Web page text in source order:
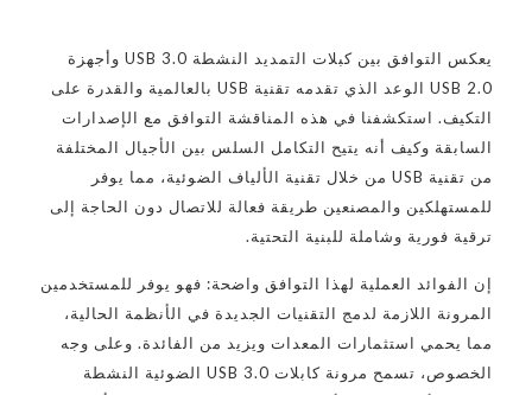
يعكس التوافق بين كبلات التمديد النشطة USB 3.0 وأجهزة
USB 2.0 الوعد الذي تقدمه تقنية USB بالعالمية والقدرة على
التكيف. استكشفنا في هذه المناقشة التوافق مع الإصدارات
السابقة وكيف أنه يتيح التكامل السلس بين الأجيال المختلفة
من تقنية USB من خلال تقنية الألياف الضوئية، مما يوفر
للمستهلكين والمصنعين طريقة فعالة للاتصال دون الحاجة إلى
ترقية فورية وشاملة للبنية التحتية.
إن الفوائد العملية لهذا التوافق واضحة: فهو يوفر للمستخدمين
المرونة اللازمة لدمج التقنيات الجديدة في الأنظمة الحالية،
مما يحمي استثمارات المعدات ويزيد من الفائدة. وعلى وجه
الخصوص، تسمح مرونة كابلات USB 3.0 الضوئية النشطة